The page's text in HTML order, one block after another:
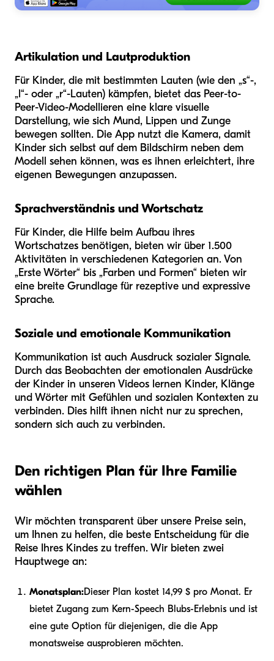
Artikulation und Lautproduktion
Für Kinder, die mit bestimmten Lauten (wie den „s“-,
„l“- oder „r“-Lauten) kämpfen, bietet das Peer-to-
Peer-Video-Modellieren eine klare visuelle
Darstellung, wie sich Mund, Lippen und Zunge
bewegen sollten. Die App nutzt die Kamera, damit
Kinder sich selbst auf dem Bildschirm neben dem
Modell sehen können, was es ihnen erleichtert, ihre
eigenen Bewegungen anzupassen.
Sprachverständnis und Wortschatz
Für Kinder, die Hilfe beim Aufbau ihres
Wortschatzes benötigen, bieten wir über 1.500
Aktivitäten in verschiedenen Kategorien an. Von
„Erste Wörter“ bis „Farben und Formen“ bieten wir
eine breite Grundlage für rezeptive und expressive
Sprache.
Soziale und emotionale Kommunikation
Kommunikation ist auch Ausdruck sozialer Signale.
Durch das Beobachten der emotionalen Ausdrücke
der Kinder in unseren Videos lernen Kinder, Klänge
und Wörter mit Gefühlen und sozialen Kontexten zu
verbinden. Dies hilft ihnen nicht nur zu sprechen,
sondern sich auch zu verbinden.
Den richtigen Plan für Ihre Familie
wählen
Wir möchten transparent über unsere Preise sein,
um Ihnen zu helfen, die beste Entscheidung für die
Reise Ihres Kindes zu treffen. Wir bieten zwei
Hauptwege an:
Monatsplan:Dieser Plan kostet 14,99 $ pro Monat. Er
bietet Zugang zum Kern-Speech Blubs-Erlebnis und ist
eine gute Option für diejenigen, die die App
monatsweise ausprobieren möchten.